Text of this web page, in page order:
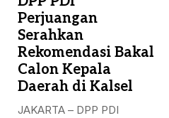
Perjuangan
Serahkan
Rekomendasi Bakal
Calon Kepala
Daerah di Kalsel
JAKARTA – DPP PDI